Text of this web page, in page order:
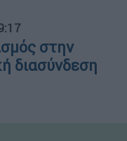
στην
διασύνδεση